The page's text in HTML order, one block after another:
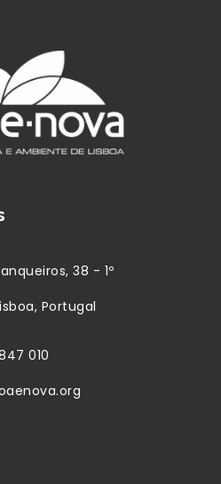
38 - 1º
Portugal
010